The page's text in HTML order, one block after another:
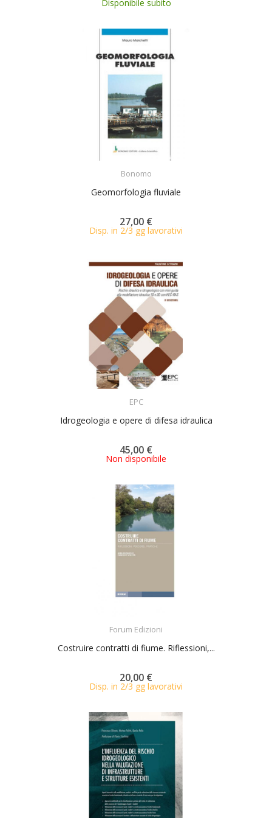
Disponibile subito
Bonomo
Geomorfologia fluviale
27,00 €
Disp. in 2/3 gg lavorativi
EPC
Idrogeologia e opere di difesa idraulica
45,00 €
Non disponibile
Forum Edizioni
Costruire contratti di fiume. Riflessioni,...
20,00 €
Disp. in 2/3 gg lavorativi